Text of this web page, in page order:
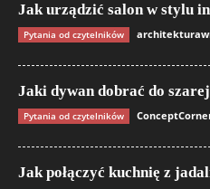
Jak urządzić salon w stylu
Pytania od czytelników
Jaki dywan dobrać do
Pytania od czytelników
Jak połączyć kuchnię z